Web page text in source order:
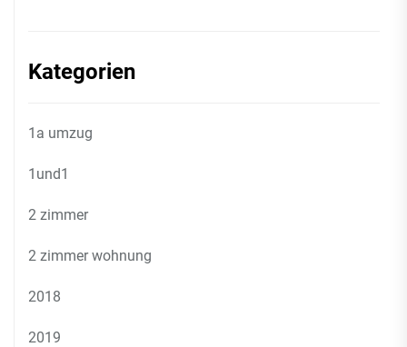
Kategorien
1a umzug
1und1
2 zimmer
2 zimmer wohnung
2018
2019